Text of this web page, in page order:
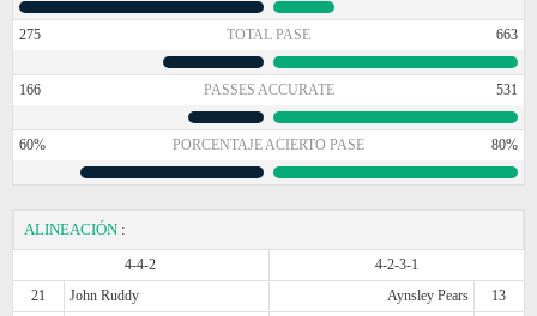
275 TOTAL PASE 663
166 PASSES ACCURATE 531
60% PORCENTAJE ACIERTO PASE 80%
ALINEACIÓN :
4-4-2
4-2-3-1
21
John Ruddy Aynsley Pears
13